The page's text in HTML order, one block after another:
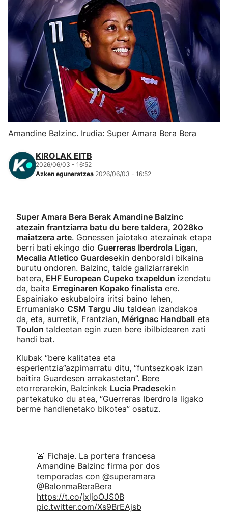
Herri-kirolak
Eskubaloia
Kirolak 360
Atletismoa
Mendi-lasterketak
Kirol gehiago
Amandine Balzinc. Irudia: Super Amara Bera Bera
KIROLAK EITB
2026/06/03 - 16:52
Azken eguneratzea 2026/06/03 - 16:52
Super Amara Bera Berak Amandine Balzinc
atezain frantziarra batu du bere taldera, 2028ko
maiatzera arte. Gonessen jaiotako atezainak etapa
berri bati ekingo dio Guerreras Iberdrola Ligan,
Mecalia Atletico Guardesekin denboraldi bikaina
burutu ondoren. Balzinc, talde galiziarrarekin
batera, EHF European Cupeko txapeldun izendatu
da, baita Erreginaren Kopako finalista ere.
Espainiako eskubaloira iritsi baino lehen,
Errumaniako CSM Targu Jiu taldean izandakoa
da, eta, aurretik, Frantzian, Mérignac Handball eta
Toulon taldeetan egin zuen bere ibilbidearen zati
handi bat.
Klubak “bere kalitatea eta
esperientzia”azpimarratu ditu, “funtsezkoak izan
baitira Guardesen arrakastetan”. Bere
etorrerarekin, Balcinkek Lucia Pradesekin
partekatuko du atea, “Guerreras Iberdrola ligako
berme handienetako bikotea” osatuz.
🚨 Fichaje. La portera francesa
Amandine Balzinc firma por dos
temporadas con @superamara
@BalonmaBeraBera
https://t.co/jxljoOJS0B
pic.twitter.com/Xs9BrEAjsb